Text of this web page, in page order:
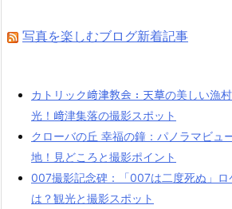
写真を楽しむブログ新着記事
カトリック﨑津教会：天草の美しい漁
光！﨑津集落の撮影スポット
クローバの丘 幸福の鐘：パノラマビュ
地！見どころと撮影ポイント
007撮影記念碑：「007は二度死ぬ」ロ
は？観光と撮影スポット